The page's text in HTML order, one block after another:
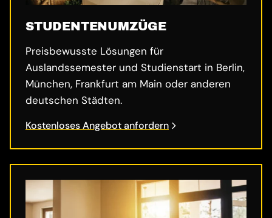
STUDENTENUMZÜGE
Preisbewusste Lösungen für
Auslandssemester und Studienstart in Berlin,
München, Frankfurt am Main oder anderen
deutschen Städten.
Kostenloses Angebot anfordern